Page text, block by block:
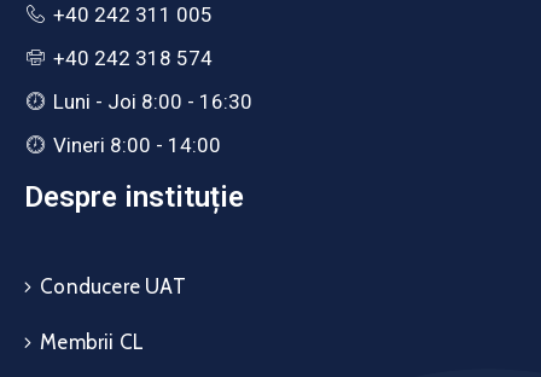
+40 242 311 005
+40 242 318 574
Luni - Joi 8:00 - 16:30
Vineri 8:00 - 14:00
Despre instituție
Conducere UAT
Membrii CL